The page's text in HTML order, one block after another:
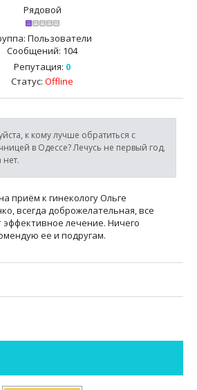
Рядовой
Пользователи
Сообщений: 104
Репутация: 0
Статус: Offline
к кому лучше обратиться с
в Одессе? Лечусь не первый год,
нет.
приём к гинекологу Ольге
всегда доброжелательная, все
эффективное лечение. Ничего
ее и подругам.